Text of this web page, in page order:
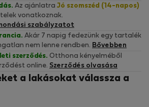
Az ajánlatra Jó szomszéd (14-napos)
vonatkoznak.
szabályzatot
Akár 7 napig fedezünk egy tartalék
nem lenne rendben. Bővebben
szerződés. Otthona kényelméből
online. Szerződés olvasása
a lakásokat válassza a